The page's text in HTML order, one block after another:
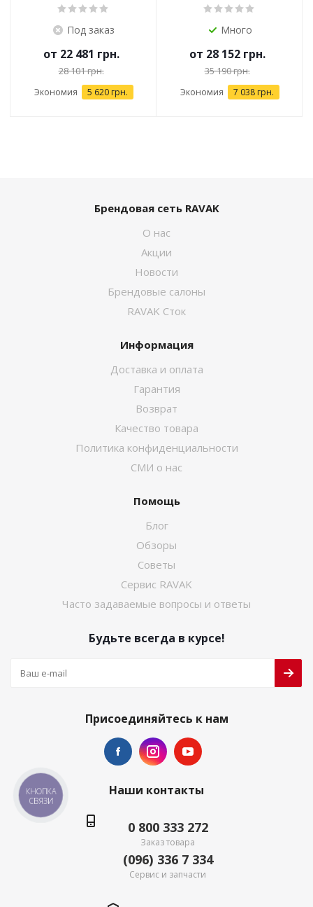
Под заказ
от 22 481 грн.
28 101 грн.
Экономия 5 620 грн.
Много
от 28 152 грн.
35 190 грн.
Экономия 7 038 грн.
Брендовая сеть RAVAK
О нас
Акции
Новости
Брендовые салоны
RAVAK Сток
Информация
Доставка и оплата
Гарантия
Возврат
Качество товара
Политика конфиденциальности
СМИ о нас
Помощь
Блог
Обзоры
Советы
Сервис RAVAK
Часто задаваемые вопросы и ответы
Будьте всегда в курсе!
Присоединяйтесь к нам
Наши контакты
0 800 333 272
Заказ товара
(096) 336 7 334
Сервис и запчасти
КНОПКА
СВЯЗИ